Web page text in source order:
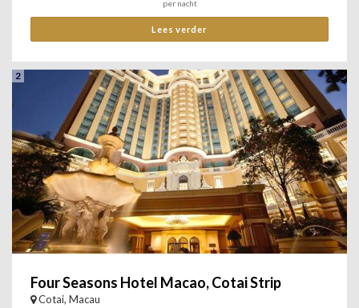
per nacht
Lees verder
2
Four Seasons Hotel Macao, Cotai Strip
Cotai, Macau